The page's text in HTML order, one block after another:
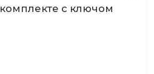
с ключом